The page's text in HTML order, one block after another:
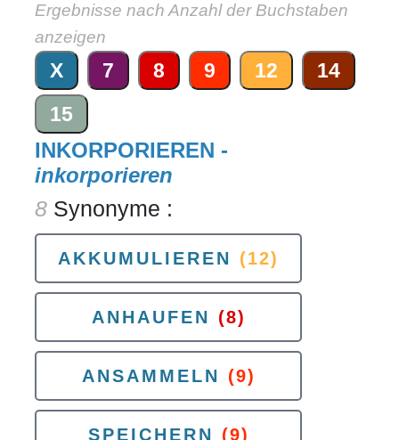
Ergebnisse nach Anzahl der Buchstaben
anzeigen
X 7 8 9 12
14
15
INKORPORIEREN -
inkorporieren
8 Synonyme :
AKKUMULIEREN (12)
ANHAUFEN (8)
ANSAMMELN (9)
SPEICHERN (9)